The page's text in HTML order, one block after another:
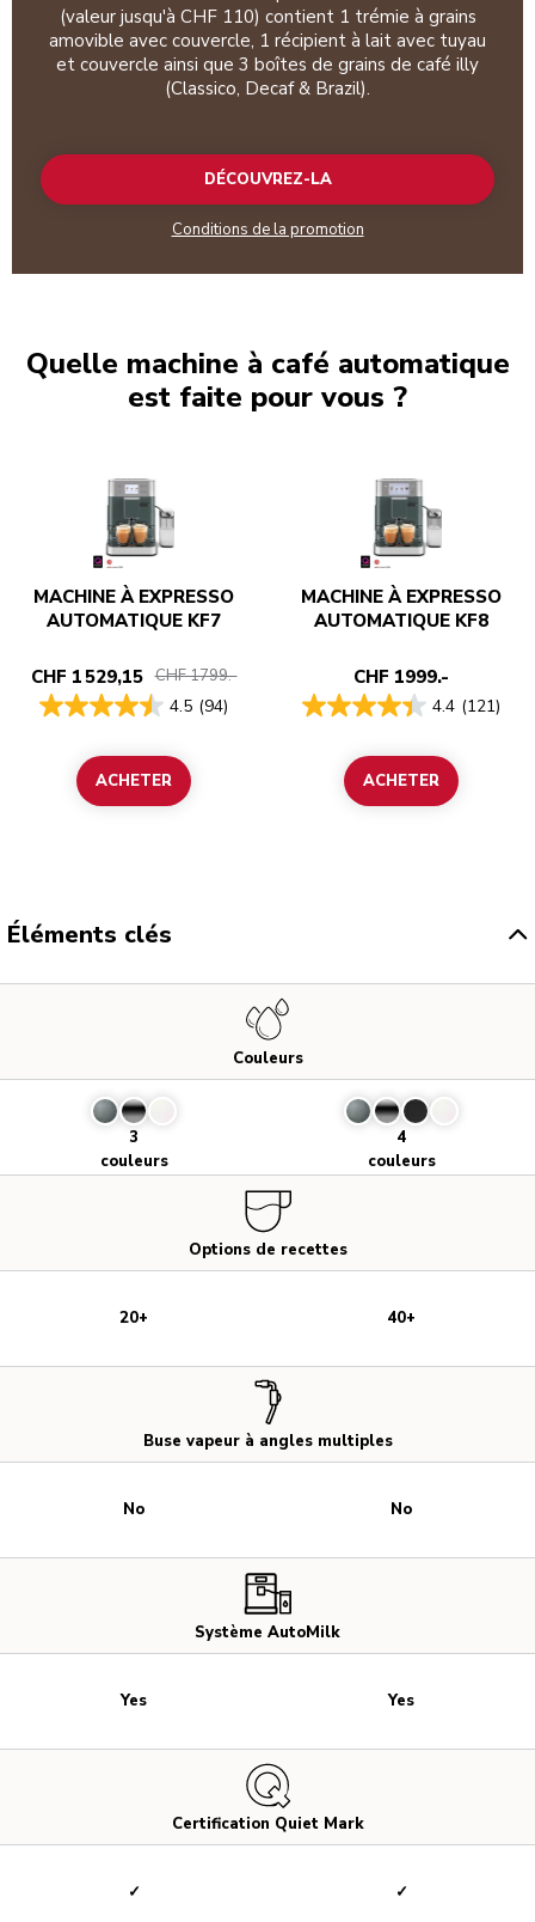
(valeur jusqu'à CHF 110) contient 1 trémie à grains
amovible avec couvercle, 1 récipient à lait avec tuyau
et couvercle ainsi que 3 boîtes de grains de café illy
(Classico, Decaf & Brazil).
DÉCOUVREZ-LA
Conditions de la promotion
Quelle machine à café automatique
est faite pour vous ?
MACHINE À EXPRESSO
AUTOMATIQUE KF7
CHF 1 529,15 CHF 1799.-
4.5 (94)
ACHETER
MACHINE À EXPRESSO
AUTOMATIQUE KF8
CHF 1999.-
4.4 (121)
ACHETER
Éléments clés
Couleurs
Options de recettes
Buse vapeur à angles multiples
Système AutoMilk
Certification Quiet Mark
3
couleurs
20+
No
Yes
✓
4
couleurs
40+
No
Yes
✓